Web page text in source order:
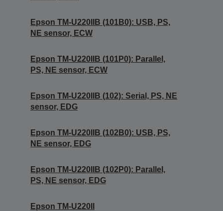
Epson TM-U220IIB (101B0): USB, PS,
NE sensor, ECW
Epson TM-U220IIB (101P0): Parallel,
PS, NE sensor, ECW
Epson TM-U220IIB (102): Serial, PS, NE
sensor, EDG
Epson TM-U220IIB (102B0): USB, PS,
NE sensor, EDG
Epson TM-U220IIB (102P0): Parallel,
PS, NE sensor, EDG
Epson TM-U220II